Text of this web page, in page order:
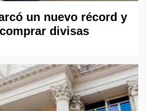
un nuevo récord y
divisas